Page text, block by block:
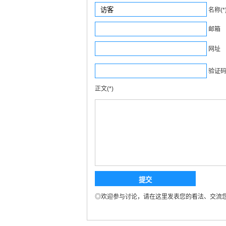
名称
邮箱
网址
验证
正文(*)
◎欢迎参与讨论，请在这里发表您的看法、交流